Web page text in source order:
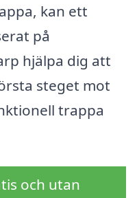
kan ett
på
hjälpa dig att
steget mot
trappa
och utan